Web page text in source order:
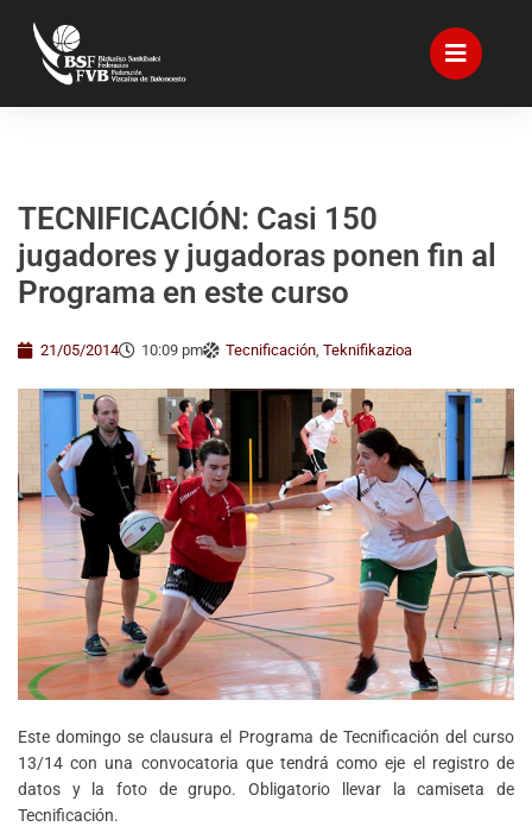
TECNIFICACIÓN: Casi 150
jugadores y jugadoras ponen fin al
Programa en este curso
21/05/2014 10:09 pm Tecnificación, Teknifikazioa
Este domingo se clausura el Programa de Tecnificación del curso
13/14 con una convocatoria que tendrá como eje el registro de
datos y la foto de grupo. Obligatorio llevar la camiseta de
Tecnificación.